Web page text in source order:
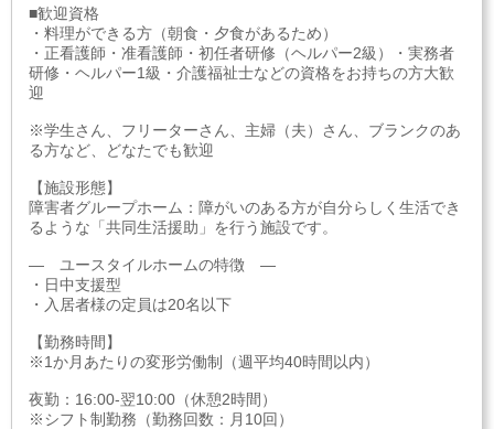
■歓迎資格
・料理ができる方（朝食・夕食があるため）
・正看護師・准看護師・初任者研修（ヘルパー2級）・実務者
研修・ヘルパー1級・介護福祉士などの資格をお持ちの方大歓
迎
※学生さん、フリーターさん、主婦（夫）さん、ブランクのあ
る方など、どなたでも歓迎
【施設形態】
障害者グループホーム：障がいのある方が自分らしく生活でき
るような「共同生活援助」を行う施設です。
― ユースタイルホームの特徴 ―
・日中支援型
・入居者様の定員は20名以下
【勤務時間】
※1か月あたりの変形労働制（週平均40時間以内）
夜勤：16:00-翌10:00（休憩2時間）
※シフト制勤務（勤務回数：月10回）